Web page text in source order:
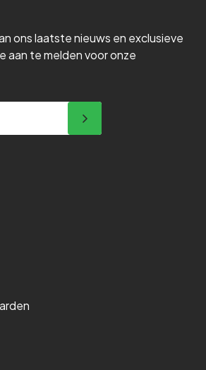
ons laatste nieuws en exclusieve
aan te melden voor onze